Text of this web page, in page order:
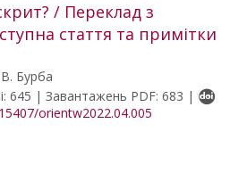
/ Переклад з
стаття та примітки
Бурба
645 | Завантажень PDF: 683 |
orientw2022.04.005